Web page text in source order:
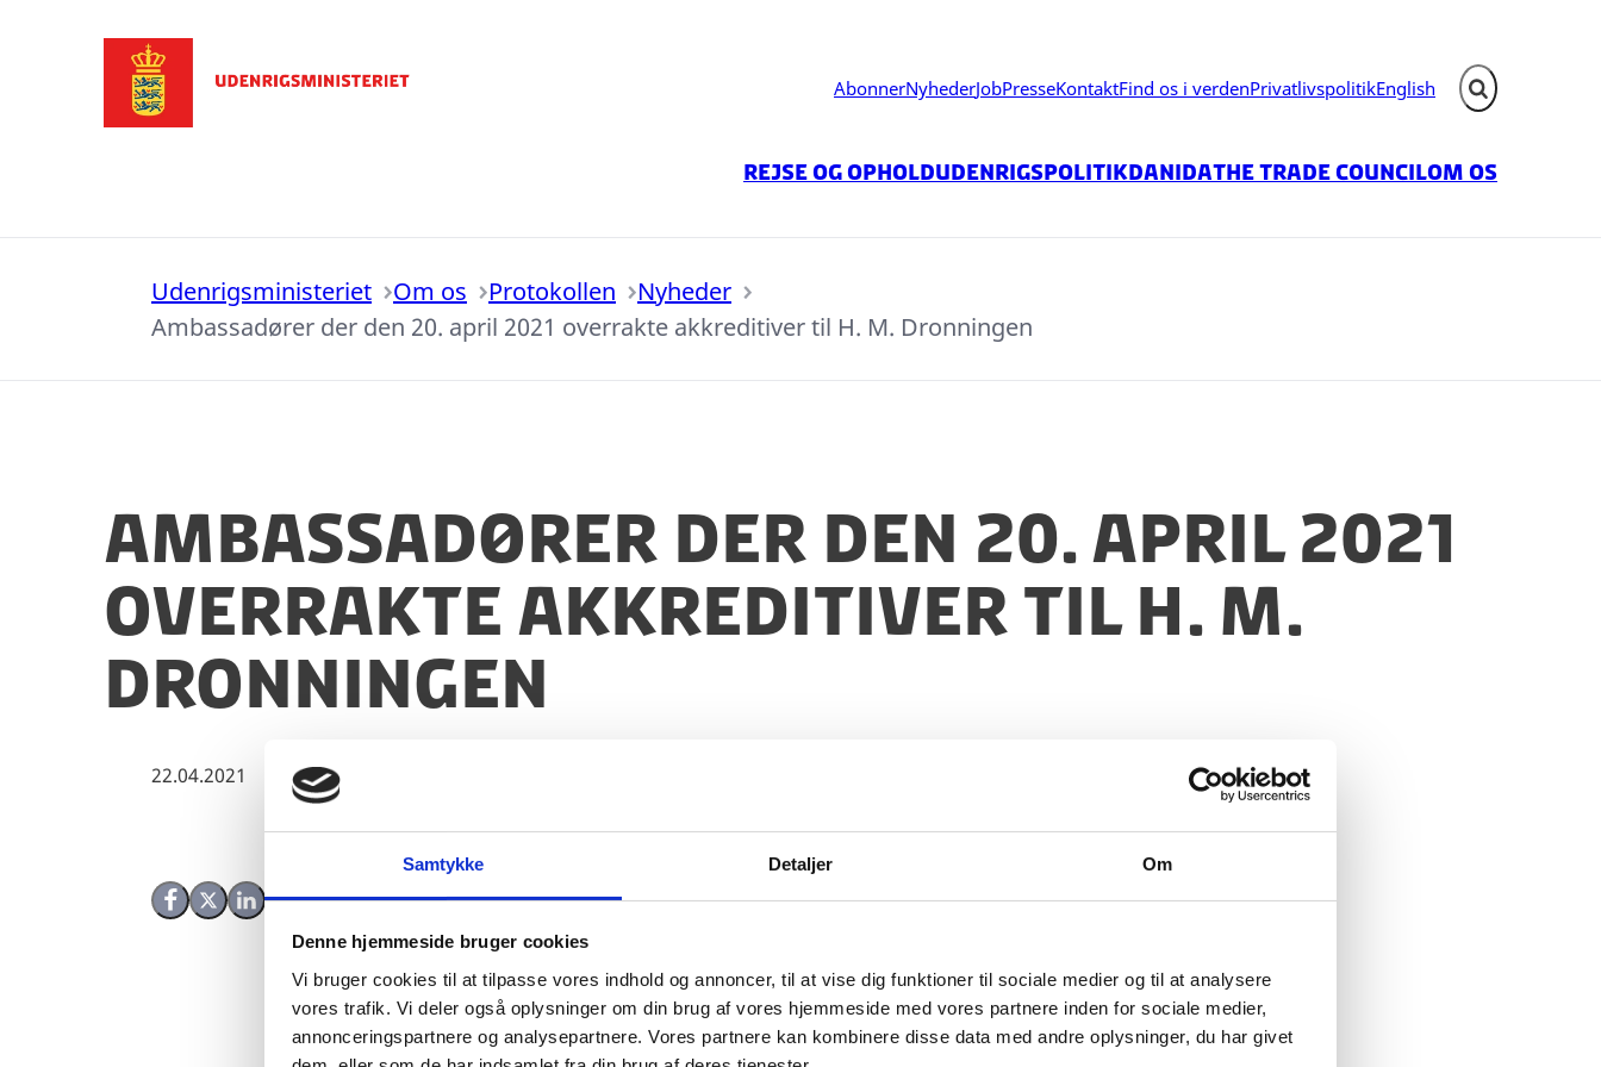
Samtykke Detaljer Om
Denne hjemmeside bruger cookies
Vi bruger cookies til at tilpasse vores indhold og annoncer, til at vise dig funktioner til sociale medier og til at analysere
vores trafik. Vi deler også oplysninger om din brug af vores hjemmeside med vores partnere inden for sociale medier,
annonceringspartnere og analysepartnere. Vores partnere kan kombinere disse data med andre oplysninger, du har givet
AbonnerNyhederJobPresseKontaktFind os i verdenPrivatlivspolitikEnglish Fold søgefelt ud
Rejse og opholdUdenrigspolitikDanidaThe Trade CouncilOm os
Udenrigsministeriet Om os Protokollen
Nyheder
Ambassadører der den 20. april 2021 overrakte akkreditiver til H. M. Dronningen
Ambassadører der den 20. april 2021
overrakte akkreditiver til H. M.
Dronningen
22.04.2021
Del på Facebook
Del på X (Twitter)
Del på LinkedIn